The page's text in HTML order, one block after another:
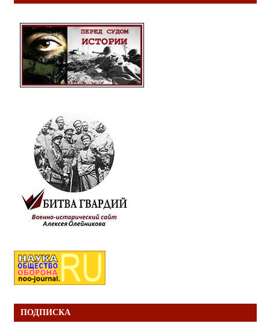
ПОДПИСКА